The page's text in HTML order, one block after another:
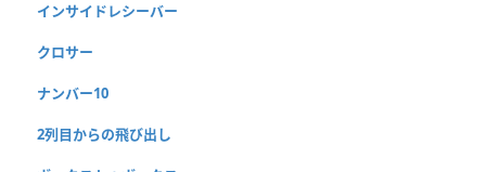
インサイドレシーバー
クロサー
ナンバー10
2列目からの飛び出し